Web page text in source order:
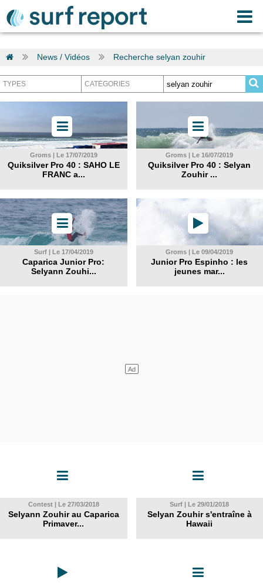
News / Vidéos Recherche selyan zouhir
Groms | Le 17/07/2019
Quiksilver Pro 40 : SAHO LE
FRANC a...
Groms | Le 16/07/2019
Quiksilver Pro 40 : Selyan
Zouhir ...
Surf | Le 17/04/2019
Caparica Junior Pro:
Selyann Zouhi...
Groms | Le 09/04/2019
Junior Pro Espinho : les
jeunes mar...
Contest | Le 27/03/2018
Selyann Zouhir au Caparica
Primaver...
Surf | Le 29/01/2018
Selyan Zouhir s'entraîne à
Hawaii